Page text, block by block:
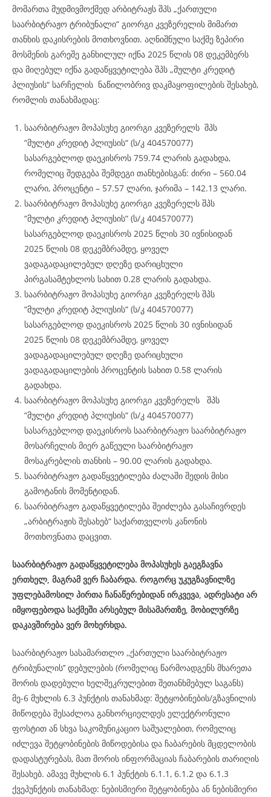
მომართა მუდმივმოქმედ არბიტრაჟს შპს „ქართული
საარბიტრაჟო ტრიბუნალი“ გიორგი კვეზერელის მიმართ
თანხის დაკისრების მოთხოვნით. აღნიშნული საქმე ზეპირი
მოსმენის გარეშე განხილულ იქნა 2025 წლის 08 დეკემბერს
და მიღებულ იქნა გადაწყვეტილება შპს „მულტი კრედიტ
პლიუსის“ სარჩელის ნაწილობრივ დაკმაყოფილების შესახებ,
რომლის თანახმადაც:
საარბიტრაჟო მოპასუხე გიორგი კვეზერელს შპს
“მულტი კრედიტ პლიუსის“ (ს/კ 404570077)
სასარგებლოდ დაეკისროს 759.74 ლარის გადახდა,
რომელიც შედგება შემდეგი თანხებისგან: ძირი – 560.04
ლარი, პროცენტი – 57.57 ლარი, ჯარიმა – 142.13 ლარი.
საარბიტრაჟო მოპასუხე გიორგი კვეზერელს შპს
“მულტი კრედიტ პლიუსის“ (ს/კ 404570077)
სასარგებლოდ დაეკისროს 2025 წლის 30 ივნისიდან
2025 წლის 08 დეკემბრამდე, ყოველ
ვადაგადაცილებულ დღეზე დარიცხული
პირგასამტეხლოს სახით 0.28 ლარის გადახდა.
საარბიტრაჟო მოპასუხე გიორგი კვეზერელს შპს
“მულტი კრედიტ პლიუსის“ (ს/კ 404570077)
სასარგებლოდ დაეკისროს 2025 წლის 30 ივნისიდან
2025 წლის 08 დეკემბრამდე, ყოველ
ვადაგადაცილებულ დღეზე დარიცხული
ვადაგადაცილების პროცენტის სახით 0.58 ლარის
გადახდა.
საარბიტრაჟო მოპასუხე გიორგი კვეზერელს შპს
“მულტი კრედიტ პლიუსის“ (ს/კ 404570077)
სასარგებლოდ დაეკისროს საარბიტრაჟო საარბიტრაჟო
მოსარჩელის მიერ გაწეული საარბიტრაჟო
მოსაკრებლის თანხის – 90.00 ლარის გადახდა.
საარბიტრაჟო გადაწყვეტილება ძალაში შედის მისი
გამოტანის მომენტიდან.
საარბიტრაჟო გადაწყვეტილება შეიძლება გასაჩივრდეს
„არბიტრაჟის შესახებ“ საქართველოს კანონის
მოთხოვნათა დაცვით.
საარბიტრაჟო გადაწყვეტილება მოპასუხეს გაეგზავნა
ერთხელ, მაგრამ ვერ ჩაბარდა. როგორც უკუგზავნილზე
უფლებამოსილ პირთა ჩანაწერებიდან ირკვევა, ადრესატი არ
იმყოფებოდა საქმეში არსებულ მისამართზე, მობილურზე
დაკავშირება ვერ მოხერხდა.
საარბიტრაჟო სასამართლო ,,ქართული საარბიტრაჟო
ტრიბუნალის’’ დებულების (რომელიც წარმოადგენს მხარეთა
შორის დადებული ხელშეკრულებით შეთანხმებულ საგანს)
მე-6 მუხლის 6.3 პუნქტის თანახმად: შეტყობინების/გზავნილის
მიწოდება შესაძლოა განხორციელდეს ელექტრონული
ფოსტით ან სხვა საკომუნიკაციო საშუალებით, რომელიც
იძლევა შეტყობინების მიწოდებისა და ჩაბარების მცდელობის
დადასტურებას, მათ შორის ინფორმაციას ჩაბარების თარიღის
შესახებ. ამავე მუხლის 6.1 პუნქტის 6.1.1, 6.1.2 და 6.1.3
ქვეპუნქტის თანახმად: ნებისმიერი შეტყობინება ან ნებისმიერი